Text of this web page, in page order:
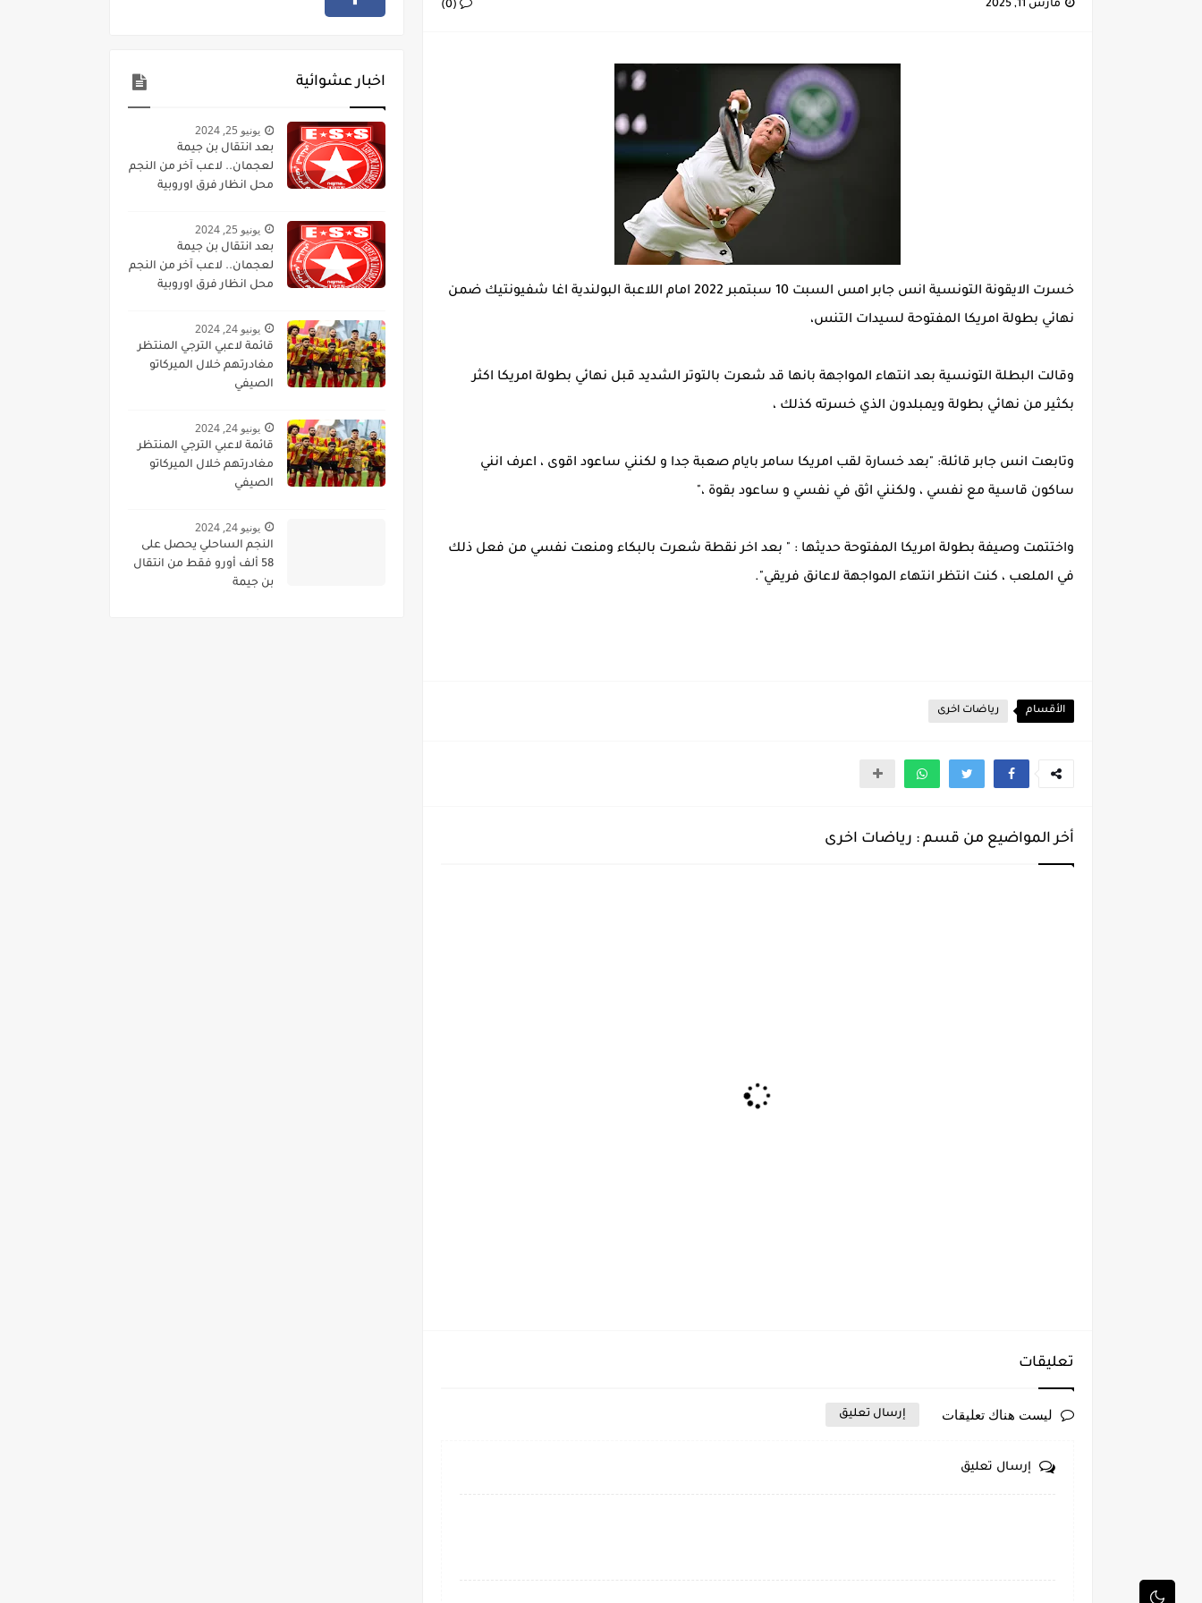
نجم اليونايتد يدعم حنبعل المجبري
الرابطة المحترفة الأولى: برنامج مباريات الجولة 29
مارس 11, 2025 (0)
خسرت الايقونة التونسية انس جابر امس السبت 10 سبتمبر 2022 امام اللاعبة البولندية اغا شفيونتيك ضمن
نهائي بطولة امريكا المفتوحة لسيدات التنس،
وقالت البطلة التونسية بعد انتهاء المواجهة بانها قد شعرت بالتوتر الشديد قبل نهائي بطولة امريكا اكثر
بكثير من نهائي بطولة ويمبلدون الذي خسرته كذلك ،
وتابعت انس جابر قائلة: "بعد خسارة لقب امريكا سامر بايام صعبة جدا و لكنني ساعود اقوى ، اعرف انني
ساكون قاسية مع نفسي ، ولكنني اثق في نفسي و ساعود بقوة ،"
واختتمت وصيفة بطولة امريكا المفتوحة حديثها : " بعد اخر نقطة شعرت بالبكاء ومنعت نفسي من فعل ذلك
في الملعب ، كنت انتظر انتهاء المواجهة لاعانق فريقي".
الأقسام رياضات اخرى
أخر المواضيع من قسم : رياضات اخرى
تعليقات
ليست هناك تعليقات إرسال تعليق
إرسال تعليق
اخبار عشوائية
يونيو 25, 2024
بعد انتقال بن جيمة
لعجمان.. لاعب آخر من النجم
محل انظار فرق اوروبية
يونيو 25, 2024
بعد انتقال بن جيمة
لعجمان.. لاعب آخر من النجم
محل انظار فرق اوروبية
يونيو 24, 2024
قائمة لاعبي الترجي المنتظر
مغادرتهم خلال الميركاتو
الصيفي
يونيو 24, 2024
قائمة لاعبي الترجي المنتظر
مغادرتهم خلال الميركاتو
الصيفي
يونيو 24, 2024
النجم الساحلي يحصل على
58 ألف أورو فقط من انتقال
بن جيمة